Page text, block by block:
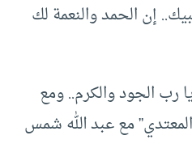
إن الحمد والنعمة لك
رب الجود والكرم.. ومع
مع عبد الله شمس